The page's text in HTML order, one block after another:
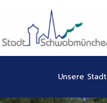
springen
Unsere Stadt